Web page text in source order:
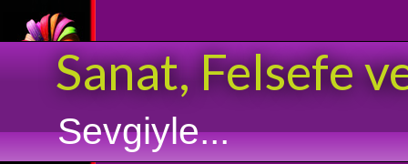
Sanat, Felsefe
Sevgiyle...